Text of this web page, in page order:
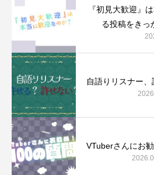
『初見大歓迎』
る投稿をきっ
自語りリスナー
VTuberさんにお